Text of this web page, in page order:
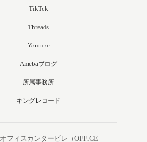
TikTok
Threads
Youtube
Amebaブログ
所属事務所
キングレコード
オフィスカンタービレ（OFFICE